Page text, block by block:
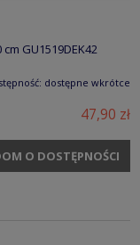
GU1519DEK42
dostępne wkrótce
47,90 zł
O DOSTĘPNOŚCI